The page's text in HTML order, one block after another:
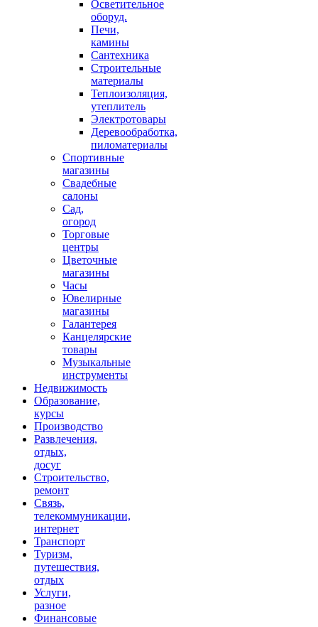
Осветительное
оборуд.
Печи,
камины
Сантехника
Строительные
материалы
Теплоизоляция,
утеплитель
Электротовары
Деревообработка,
пиломатериалы
Спортивные
магазины
Свадебные
салоны
Сад,
огород
Торговые
центры
Цветочные
магазины
Часы
Ювелирные
магазины
Галантерея
Канцелярские
товары
Музыкальные
инструменты
Недвижимость
Образование,
курсы
Производство
Развлечения,
отдых,
досуг
Строительство,
ремонт
Связь,
телекоммуникации,
интернет
Транспорт
Туризм,
путешествия,
отдых
Услуги,
разное
Финансовые